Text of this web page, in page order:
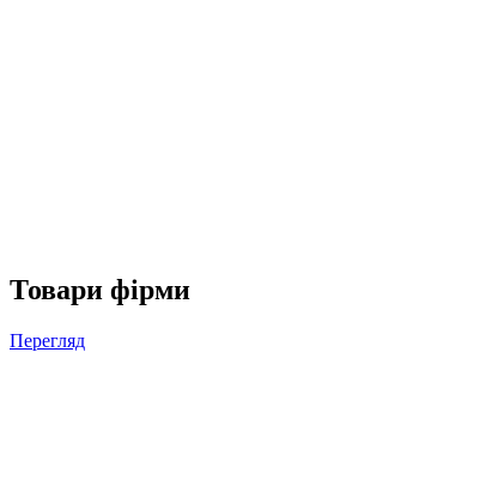
Товари фірми
Перегляд